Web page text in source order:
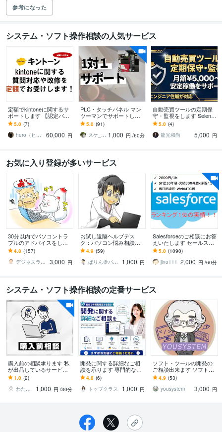
参考になった
システム・ソフト操作相談の人気サービス
定額でkintoneに関するサ
ポートします 【認定パー
トナー】中小企業のkinton
eシステムを定額開発
5.0 (7)
hero（ヒーロー）｜kintone
60,000 円
PLC・タッチパネル マン
ツーマンでサポートしま
す 画面共有を使ったマン
ツーマン形式で丁寧にサ
ポートします
5.0 (91)
スケ_PLC教室 1,000 円 /60分
自動売買ツールの定期保
守・監視をします Seleniu
m製ツールを月次点検し軽
微な不具合に対応
5.0 (4)
龍光和尚
5,000 円
お気に入り登録が多いサービス
30分以内でパソコントラ
ブルのアドバイスをしま
す 現役IT屋がパソコント
ラブルの原因を初期診断
いたします！
4.8 (157)
デジネスラボ【ITの万事屋】
3,000 円
お試し遠隔ヘルプデス
ク：パソコン悩み相談承
ります 日本HP、マイクロ
ソフトでの12年のエンジ
ニアの経験で！
4.9 (59)
ぱりん＠パソコンとお絵描きの先生
1,000 円
Salesforceのご相談にお答
えいたします セールスフ
ォース歴10年超(導入/開発
責任者&運用責任者）
5.0 (1090)
jino111 2,000 円 /60分
システム・ソフト操作相談の定番サービス
購入前の相談承ります 私
が出品しているサービス
について購入前に相談可
能です
1.0 (2)
わたゆー｜Notionサポート
1,000 円 /30分
開発に関する詳細なご相
談を承ります 専門的な開
発力と豊富な経験を活か
し、細やかな丁寧な対応
4.8 (6)
トップクラス
1,000 円
ソフト・ツールの開発の
ご相談出来ます ソフトウ
ェアやツールの開発のご
相談をいただけます。
4.9 (53)
yousystem
3,000 円